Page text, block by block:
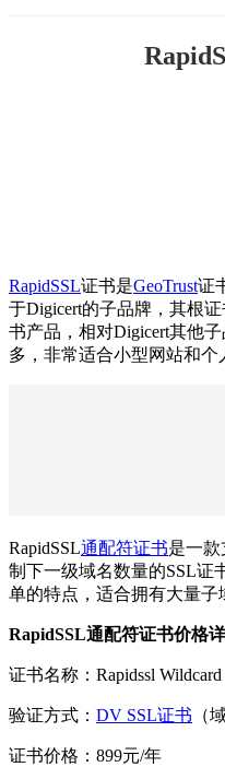
RapidSSL证书是GeoTrust证
于Digicert的子品牌，其根
书产品，相对Digicert其他
多，非常适合小型网站和个
RapidSSL通配符证书是一
制下一级域名数量的SSL证
单的特点，适合拥有大量子
RapidSSL通配符证书价格
证书名称：Rapidssl Wildcard
验证方式： DV SSL证书 （
证书价格：899元/年